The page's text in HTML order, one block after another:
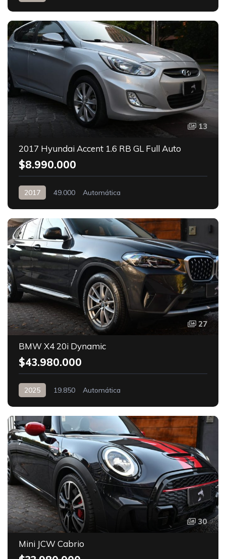
13
2017 Hyundai Accent 1.6 RB GL Full Auto
$8.990.000
2017 49.000 Automática
27
BMW X4 20i Dynamic
$43.980.000
2025 19.850 Automática
30
Mini JCW Cabrio